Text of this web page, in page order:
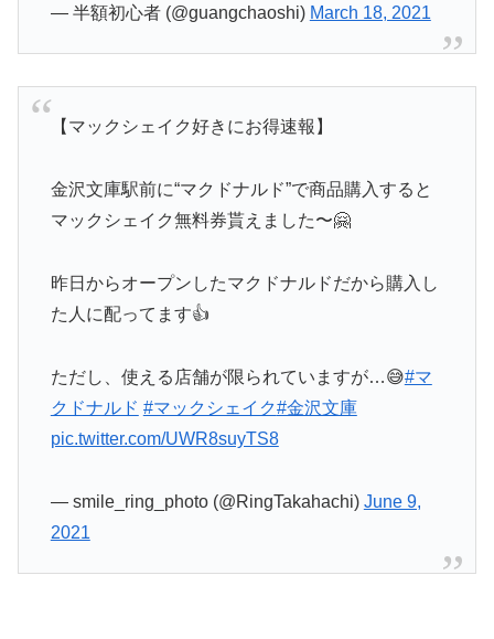
— 半額初心者 (@guangchaoshi) March 18, 2021
【マックシェイク好きにお得速報】
金沢文庫駅前に“マクドナルド”で商品購入すると
マックシェイク無料券貰えました〜🤗
昨日からオープンしたマクドナルドだから購入し
た人に配ってます👍
ただし、使える店舗が限られていますが…😅#マ
クドナルド #マックシェイク#金沢文庫
pic.twitter.com/UWR8suyTS8
— smile_ring_photo (@RingTakahachi) June 9,
2021